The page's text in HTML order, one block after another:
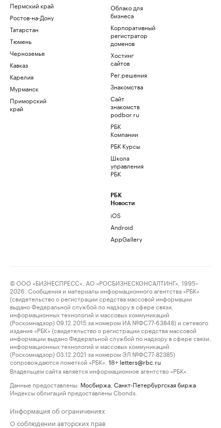
Пермский край
Ростов-на-Дону
Татарстан
Тюмень
Черноземье
Кавказ
Карелия
Мурманск
Приморский
край
Облако для
бизнеса
Корпоративный
регистратор
доменов
Хостинг
сайтов
Рег.решения
Знакомства
Сайт
знакомств
podbor.ru
РБК
Компании
РБК Курсы
Школа
управления
РБК
РБК
Новости
iOS
Android
AppGallery
© ООО «БИЗНЕСПРЕСС», АО «РОСБИЗНЕСКОНСАЛТИНГ», 1995–
2026. Сообщения и материалы информационного агентства «РБК»
(свидетельство о регистрации средства массовой информации
выдано Федеральной службой по надзору в сфере связи,
информационных технологий и массовых коммуникаций
(Роскомнадзор) 09.12.2015 за номером ИА №ФС77-63848) и сетевого
издания «РБК» (свидетельство о регистрации средства массовой
информации выдано Федеральной службой по надзору в сфере связи,
информационных технологий и массовых коммуникаций
(Роскомнадзор) 03.12.2021 за номером ЭЛ №ФС77-82385)
сопровождаются пометкой «РБК».
18+ letters@rbc.ru
Владельцем сайта является информационное агентство «РБК».
Данные предоставлены: Мосбиржа Санкт-Петербургская биржа
Индексы облигаций предоставлены Cbonds.
Информация об ограничениях
О соблюдении авторских прав